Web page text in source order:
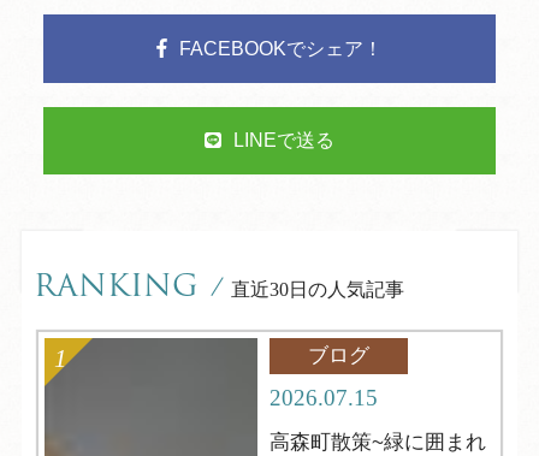
FACEBOOKでシェア！
LINEで送る
RANKING / 直近30日の人気記事
ブログ
2026.07.15
高森町散策~緑に囲まれ